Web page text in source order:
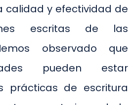
calidad y efectividad de
escritas de las
observado que
pueden estar
prácticas de escritura